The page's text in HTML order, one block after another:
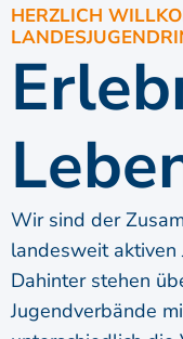
HERZLICH
Wir sind der
landesweit aktiven
Dahinter stehen
Jugendverbände